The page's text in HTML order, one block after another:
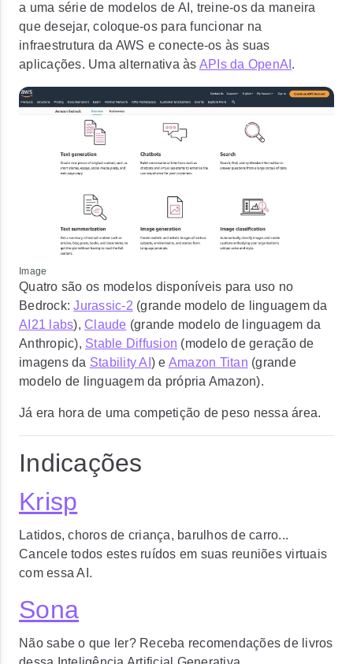
a uma série de modelos de AI, treine-os da maneira
que desejar, coloque-os para funcionar na
infraestrutura da AWS e conecte-os às suas
aplicações. Uma alternativa às APIs da OpenAI .
Image
Quatro são os modelos disponíveis para uso no
Bedrock:Jurassic-2 (grande modelo de linguagem da
AI21 labs), Claude (grande modelo de linguagem da
Anthropic), Stable Diffusion (modelo de geração de
imagens da Stability AI ) e Amazon Titan (grande
modelo de linguagem da própria Amazon).
Já era hora de uma competição de peso nessa área.
Indicações
Krisp
Latidos, choros de criança, barulhos de carro...
Cancele todos estes ruídos em suas reuniões virtuais
com essa AI.
Sona
Não sabe o que ler? Receba recomendações de livros